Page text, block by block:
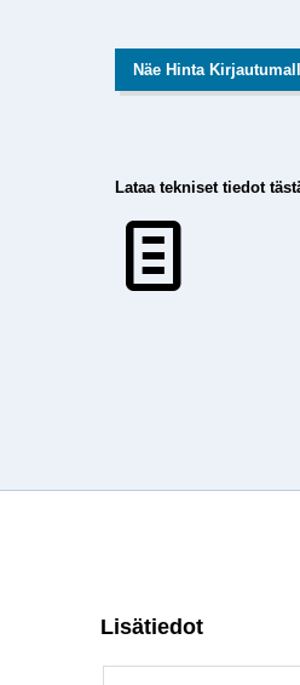
Näe Hinta
Lataa tekniset tiedot
Lisätiedot